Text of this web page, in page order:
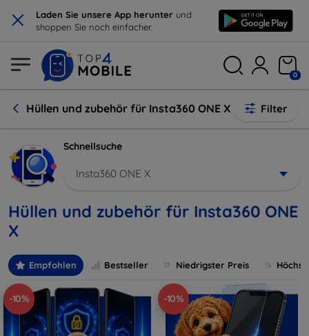
× Laden Sie unsere App herunter und
shoppen Sie noch einfacher.
0
Hüllen und zubehör für Insta360 ONE X Filter
Schnellsuche
Insta360 ONE X
Hüllen und zubehör für Insta360 ONE
X
Empfohlen Bestseller Niedrigster Preis
-10% -10%